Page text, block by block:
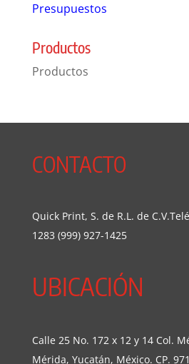
Presupuestos
Productos
Productos
CONTACTO
Quick Print, S. de R.L. de
1283 (999) 927-1425
UBICACIÓN
Calle 25 No. 172 x 12 y 14 Col.
Mérida, Yucatán, México. CP.